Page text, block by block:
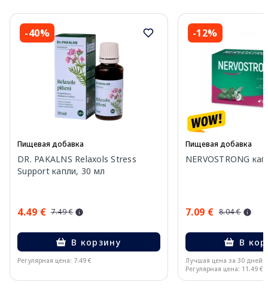
-40%
Пищевая добавка
DR. PAKALNS Relaxols Stress
Support капли, 30 мл
4.49 € 7.49 €
В корзину
Регулярная цена: 7.49 €
-12%
Пищевая добавка
NERVOSTRONG
7.09 € 8.04 €
В
Лучшая цена за 30 дней:
Регулярная цена: 11.49 €